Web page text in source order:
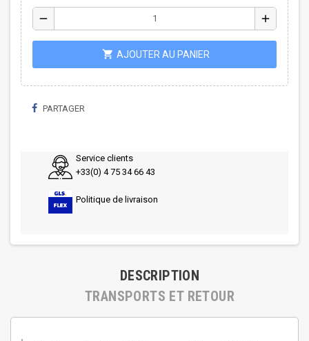
remove add
shopping_cart AJOUTER AU PANIER
PARTAGER
Service clients
+33(0) 4 75 34 66 43
Politique de livraison
DESCRIPTION
TRANSPORTS ET RETOUR